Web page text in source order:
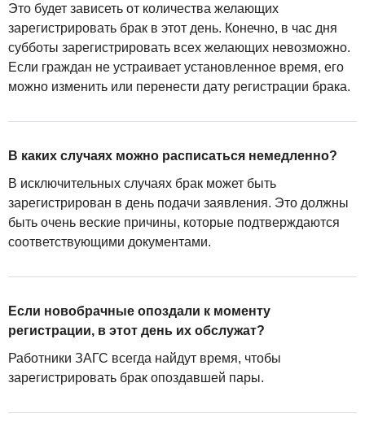
Это будет зависеть от количества желающих
зарегистрировать брак в этот день. Конечно, в час дня
субботы зарегистрировать всех желающих невозможно.
Если граждан не устраивает установленное время, его
можно изменить или перенести дату регистрации брака.
В каких случаях можно расписаться немедленно?
В исключительных случаях брак может быть
зарегистрирован в день подачи заявления. Это должны
быть очень веские причины, которые подтверждаются
соответствующими документами.
Если новобрачные опоздали к моменту
регистрации, в этот день их обслужат?
Работники ЗАГС всегда найдут время, чтобы
зарегистрировать брак опоздавшей пары.